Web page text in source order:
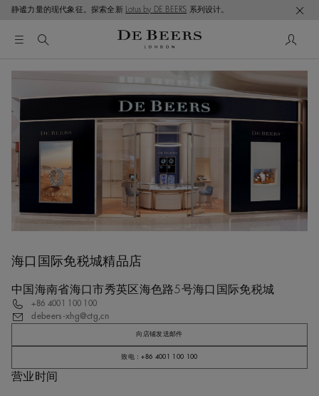
静谧力量的现代象征。探索全新 Lotus by DE BEERS 系列设计。
海口国际免税城精品店
中国海南省海口市秀英区海色路5号海口国际免税城
+86 4001 100 100
debeers-xhg@ctg,cn
向店铺发送邮件
致电：+86 4001 100 100
营业时间